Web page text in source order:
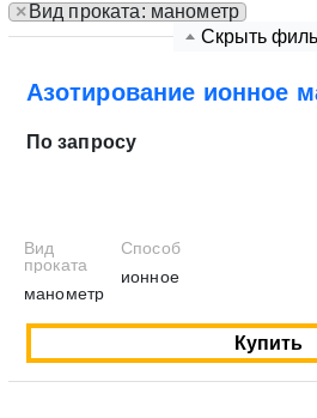
× Вид проката: манометр
Скрыть
Азотирование ионное
По запросу
Вид
проката
манометр
Способ
ионное
Купить
Отправить
Нажимая на кнопку «Отправить
согласие на обработку своих
соответствии со статьей 9
средством e-mail